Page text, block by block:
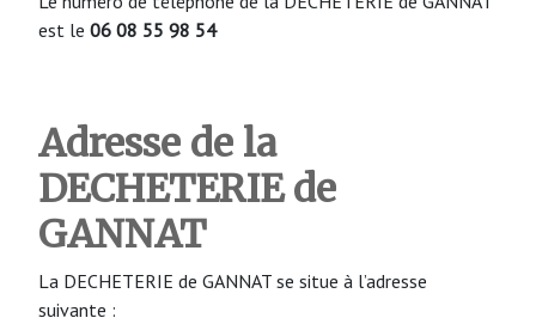
est le 06 08 55 98 54
Adresse de la
DECHETERIE de
GANNAT
La DECHETERIE de GANNAT se situe à l’adresse
suivante :